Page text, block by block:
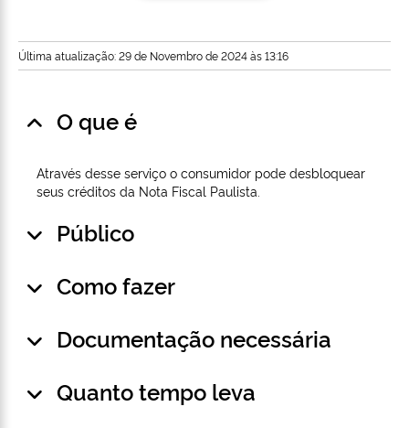
Última atualização: 29 de Novembro de 2024 às 13:16
O que é
Através desse serviço o consumidor pode desbloquear
seus créditos da Nota Fiscal Paulista.
Público
Como fazer
Documentação necessária
Quanto tempo leva